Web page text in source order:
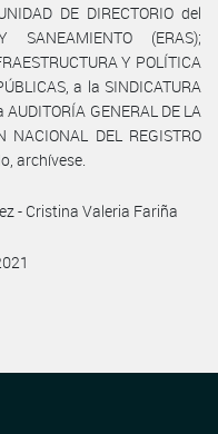
DE DIRECTORIO del
(ERAS);
Y POLÍTICA
a la SINDICATURA
GENERAL DE LA
DEL REGISTRO
archívese.
- Cristina Valeria Fariña